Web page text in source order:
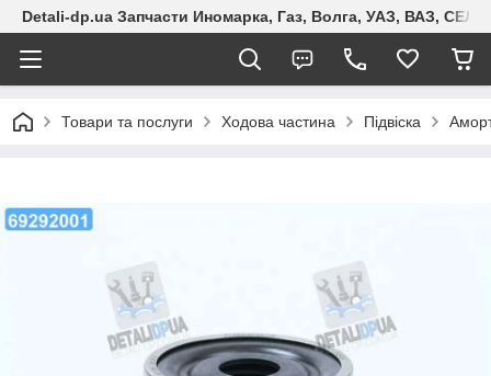
Detali-dp.ua Запчасти Иномарка, Газ, Волга, УАЗ, ВАЗ,
Товари та послуги Ходова частина Підвіска